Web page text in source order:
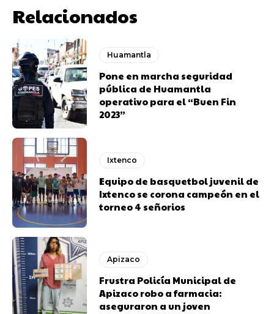
Relacionados
Huamantla
Pone en marcha seguridad
pública de Huamantla
operativo para el “Buen Fin
2023”
Ixtenco
Equipo de basquetbol juvenil de
Ixtenco se corona campeón en el
torneo 4 señorios
Apizaco
Frustra Policía Municipal de
Apizaco robo a farmacia:
aseguraron a un joven